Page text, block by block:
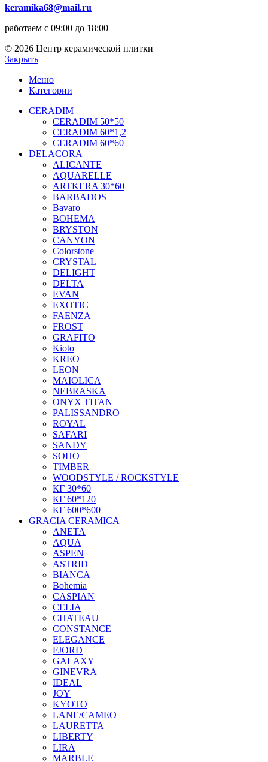
keramika68@mail.ru
работаем с 09:00 до 18:00
© 2026 Центр керамической плитки
Закрыть
Меню
Категории
CERADIM
CERADIM 50*50
CERADIM 60*1,2
CERADIM 60*60
DELACORA
ALICANTE
AQUARELLE
ARTKERA 30*60
BARBADOS
Bavaro
BOHEMA
BRYSTON
CANYON
Colorstone
CRYSTAL
DELIGHT
DELTA
EVAN
EXOTIC
FAENZA
FROST
GRAFITO
Kioto
KREO
LEON
MAIOLICA
NEBRASKA
ONYX TITAN
PALISSANDRO
ROYAL
SAFARI
SANDY
SOHO
TIMBER
WOODSTYLE / ROCKSTYLE
КГ 30*60
КГ 60*120
КГ 600*600
GRACIA CERAMICA
ANETA
AQUA
ASPEN
ASTRID
BIANCA
Bohemia
CASPIAN
CELIA
CHATEAU
CONSTANCE
ELEGANCE
FJORD
GALAXY
GINEVRA
IDEAL
JOY
KYOTO
LANE/CAMEO
LAURETTA
LIBERTY
LIRA
MARBLE